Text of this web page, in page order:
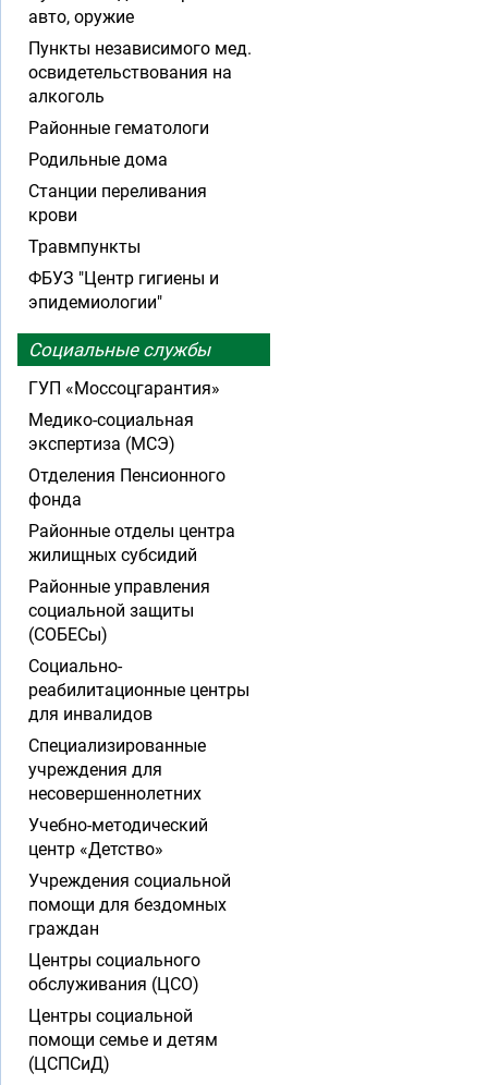
авто, оружие
Пункты независимого мед.
освидетельствования на
алкоголь
Районные гематологи
Родильные дома
Станции переливания
крови
Травмпункты
ФБУЗ "Центр гигиены и
эпидемиологии"
Социальные службы
ГУП «Моссоцгарантия»
Медико-социальная
экспертиза (МСЭ)
Отделения Пенсионного
фонда
Районные отделы центра
жилищных субсидий
Районные управления
социальной защиты
(СОБЕСы)
Социально-
реабилитационные центры
для инвалидов
Специализированные
учреждения для
несовершеннолетних
Учебно-методический
центр «Детство»
Учреждения социальной
помощи для бездомных
граждан
Центры социального
обслуживания (ЦСО)
Центры социальной
помощи семье и детям
(ЦСПСиД)